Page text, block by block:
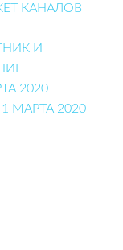
КАНАЛОВ
И
2020
МАРТА 2020